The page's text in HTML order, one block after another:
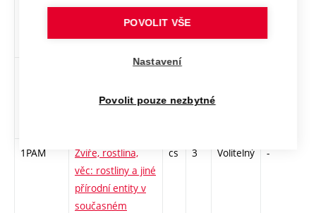
přesahy k
současnému
umění
architektuře
1PAM
Zvíře, rostlina,
věc: rostliny a jiné
přírodní entity v
současném
cs 3 Volitelný -
POVOLIT VŠE
Nastavení
Povolit pouze nezbytné